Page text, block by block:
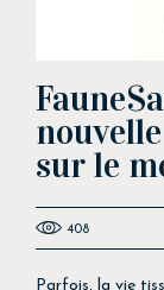
sur le
408
Parfois, la vie